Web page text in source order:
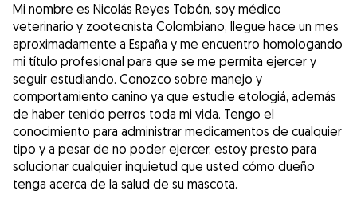
Mi nombre es Nicolás Reyes Tobón, soy médico
veterinario y zootecnista Colombiano, llegue hace un mes
aproximadamente a España y me encuentro homologando
mi título profesional para que se me permita ejercer y
seguir estudiando. Conozco sobre manejo y
comportamiento canino ya que estudie etologiá, además
de haber tenido perros toda mi vida. Tengo el
conocimiento para administrar medicamentos de cualquier
tipo y a pesar de no poder ejercer, estoy presto para
solucionar cualquier inquietud que usted cómo dueño
tenga acerca de la salud de su mascota.